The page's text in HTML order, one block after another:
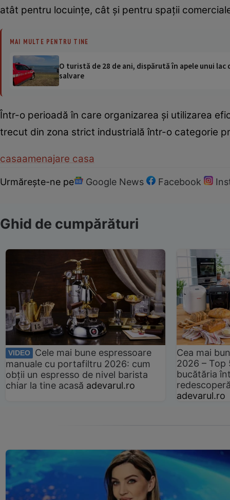
atât pentru locuințe, cât și pentru spații
MAI MULTE PENTRU TINE
O turistă de 28 de ani, dispărută în apele unui
salvare
Într-o perioadă în care organizarea și utilizarea
trecut din zona strict industrială într-o categorie
casaamenajare casa
Urmărește-ne pe Google News Facebook
Ghid de cumpărături
VIDEO
Cele mai bune espressoare
manuale cu portafiltru 2026: cum
obții un espresso de nivel barista
chiar la tine acasă adevarul.ro
Cea mai
2026 –
bucătăria
adevarul.ro